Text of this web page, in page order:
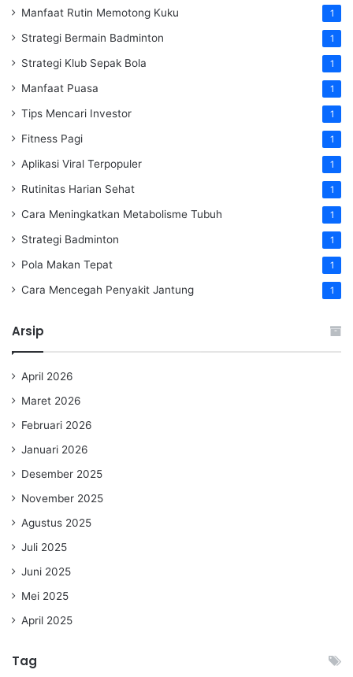
Manfaat Rutin Memotong Kuku 1
Strategi Bermain Badminton 1
Strategi Klub Sepak Bola 1
Manfaat Puasa 1
Tips Mencari Investor 1
Fitness Pagi 1
Aplikasi Viral Terpopuler 1
Rutinitas Harian Sehat 1
Cara Meningkatkan Metabolisme Tubuh 1
Strategi Badminton 1
Pola Makan Tepat 1
Cara Mencegah Penyakit Jantung 1
Arsip
April 2026
Maret 2026
Februari 2026
Januari 2026
Desember 2025
November 2025
Agustus 2025
Juli 2025
Juni 2025
Mei 2025
April 2025
Tag